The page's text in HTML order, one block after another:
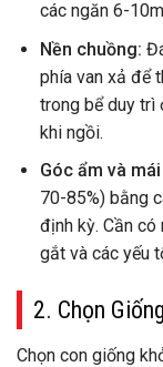
các ngăn 6-
Nền chuồng:
phía van xả để
trong bể duy trì
khi ngồi.
Góc ẩm và
70-85%) bằng
định kỳ. Cần có
gắt và các yếu
2. Chọn
Chọn con giống